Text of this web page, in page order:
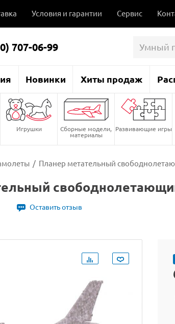
Условия и гарантии Сервис
707-06-99
Новинки Хиты продаж
Игрушки Сборные модели,
материалы
Развивающие игры
/ Планер метательный
Оставить отзыв